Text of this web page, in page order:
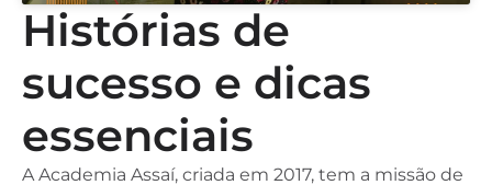
Histórias de
sucesso e dicas
essenciais
A Academia Assaí, criada em 2017, tem a missão de